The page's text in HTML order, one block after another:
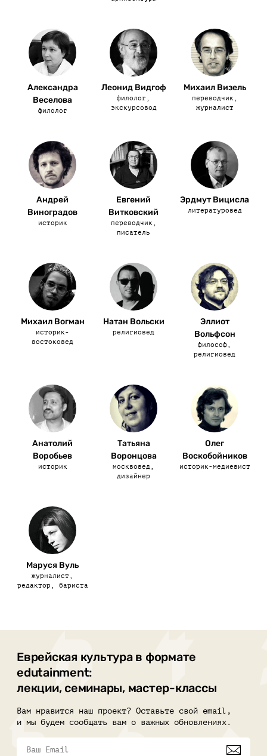
Александра
Веселова
филолог
Леонид Видгоф
филолог,
экскурсовод
Михаил Визель
переводчик,
журналист
Андрей
Виноградов
историк
Евгений
Витковский
переводчик,
писатель
Эрдмут Вицисла
литературовед
Михаил Вогман
историк-
востоковед
Натан Вольски
религиовед
Эллиот
Вольфсон
философ,
религиовед
Анатолий
Воробьев
историк
Татьяна
Воронцова
москвовед,
дизайнер
Олег
Воскобойников
историк-медиевист
Маруся Вуль
журналист,
редактор, бариста
Еврейская культура в формате
edutainment:
лекции, семинары, мастер-классы
Вам нравится наш проект? Оставьте свой email,
и мы будем сообщать вам о важных обновлениях.